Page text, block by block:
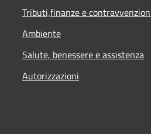
Tributi,finanze e
Ambiente
Salute, benessere e assistenza
Autorizzazioni